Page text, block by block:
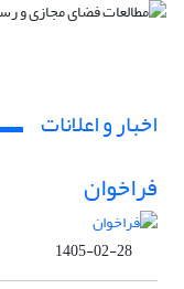
اخبار و اعلانات
فراخوان
1405-02-28